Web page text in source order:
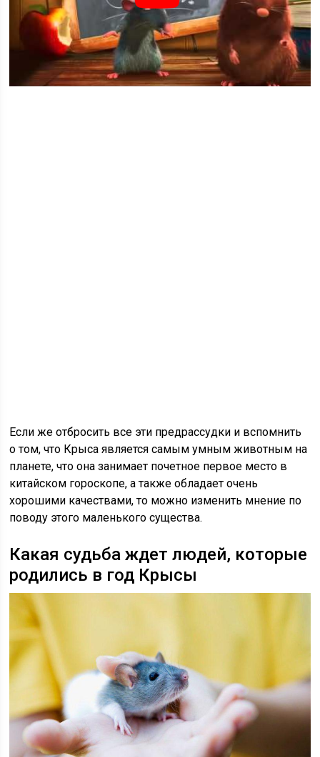
Если же отбросить все эти предрассудки и вспомнить
о том, что Крыса является самым умным животным на
планете, что она занимает почетное первое место в
китайском гороскопе, а также обладает очень
хорошими качествами, то можно изменить мнение по
поводу этого маленького существа.
Какая судьба ждет людей, которые
родились в год Крысы